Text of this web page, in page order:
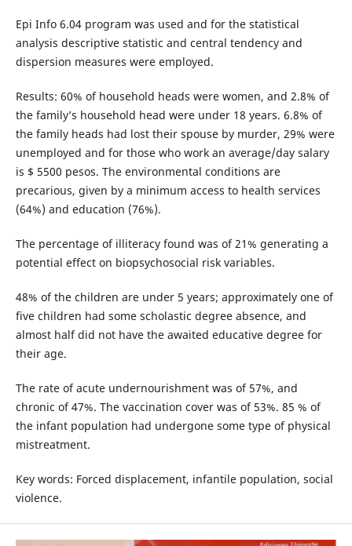
Epi Info 6.04 program was used and for the statistical
analysis descriptive statistic and central tendency and
dispersion measures were employed.
Results: 60% of household heads were women, and 2.8% of
the family’s household head were under 18 years. 6.8% of
the family heads had lost their spouse by murder, 29% were
unemployed and for those who work an average/day salary
is $ 5500 pesos. The environmental conditions are
precarious, given by a minimum access to health services
(64%) and education (76%).
The percentage of illiteracy found was of 21% generating a
potential effect on biopsychosocial risk variables.
48% of the children are under 5 years; approximately one of
five children had some scholastic degree absence, and
almost half did not have the awaited educative degree for
their age.
The rate of acute undernourishment was of 57%, and
chronic of 47%. The vaccination cover was of 53%. 85 % of
the infant population had undergone some type of physical
mistreatment.
Key words: Forced displacement, infantile population, social
violence.